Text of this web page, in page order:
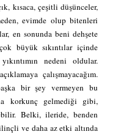
kısaca, çeşitli düşünceler,
evimde olup bitenleri
en sonunda beni dehşete
büyük sıkıntılar içinde
nedeni oldular.
çalışmayacağım.
bir şey vermeyen bu
korkunç gelmediği gibi,
Belki, ileride, benden
ve daha az etki altında